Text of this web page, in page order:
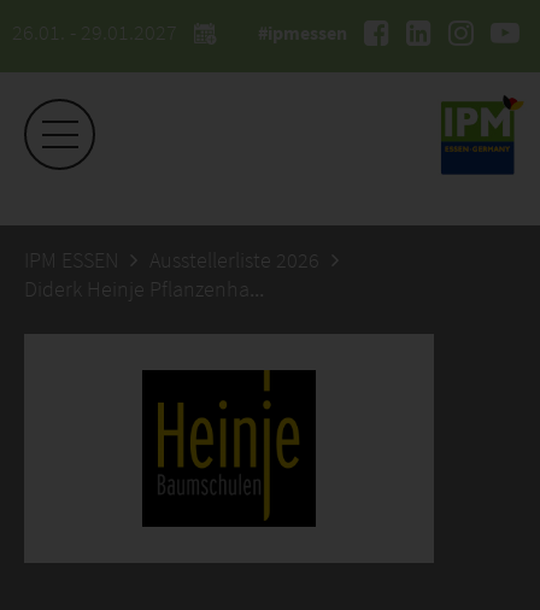
26.01. - 29.01.2027 #ipmessen
IPM ESSEN
Ausstellerliste 2026
Diderk Heinje Pflanzenhandelsg.mbH & Co. KG